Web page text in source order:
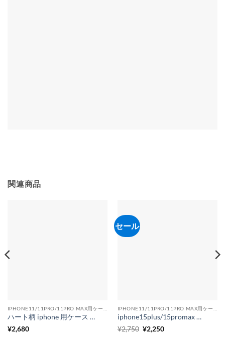
関連商品
IPHONE11/11PRO/11PRO MAX用ケース
ハート柄 iphone 用ケース 韓国 オーロラ iphone13/12 用ケース チェーン付き iphone11/x/xr 対応ケース 女子向け
¥2,680
セール
IPHONE11/11PRO/11PRO MAX用ケース
iphone15plus/15promax ケース 韓国 iPhone16/16pro ケース メッキ iphone15/14/13ケース ペア 大人 iphone レザー ケース おしゃれ
¥2,750 元
¥2,250現